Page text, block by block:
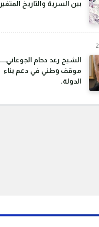
بين السرية والتاريخ المتغير
الشيخ رعد دحام الجوعاني...
موقف وطني في دعم بناء
الدولة.